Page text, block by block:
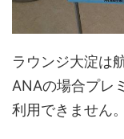
ラウンジ大淀は
ANAの場合プレ
利用できません。